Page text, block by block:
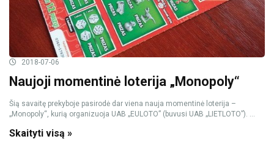
2018-07-06
Naujoji momentinė loterija „Monopoly“
Šią savaitę prekyboje pasirodė dar viena nauja momentinė loterija –
„Monopoly“, kurią organizuoja UAB „EULOTO” (buvusi UAB „LIETLOTO”). ...
Skaityti visą »